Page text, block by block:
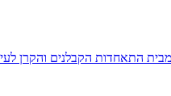
התאחדות הקבלנים והקרן